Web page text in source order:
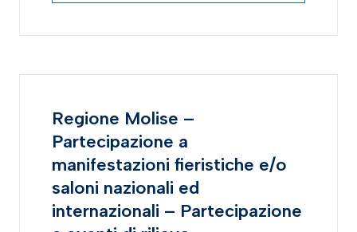
Regione Molise –
Partecipazione a
manifestazioni fieristiche e/o
saloni nazionali ed
internazionali – Partecipazione